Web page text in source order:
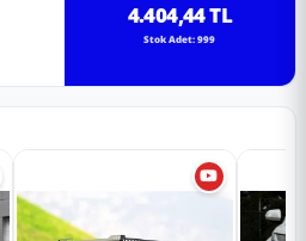
4.404,44 TL
Stok Adet: 999